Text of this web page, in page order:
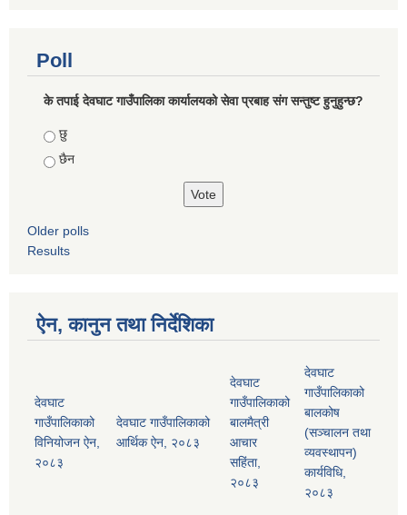
Poll
के तपाई देवघाट गाउँपालिका कार्यालयको सेवा प्रबाह संग सन्तुष्ट हुनुहुन्छ?
Choices
छु
छैन
Older polls
Results
ऐन, कानुन तथा निर्देशिका
देवघाट
गाउँपालिकाको
विनियोजन ऐन,
२०८३
देवघाट गाउँपालिकाको
आर्थिक ऐन, २०८३
देवघाट
गाउँपालिकाको
बालमैत्री
आचार
सहिंता,
२०८३
देवघाट
गाउँपालिकाको
बालकोष
(सञ्चालन तथा
व्यवस्थापन)
कार्यविधि,
२०८३